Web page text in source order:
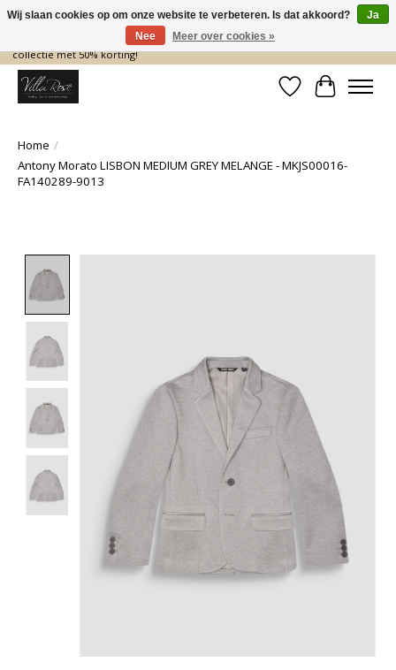
De nieuwe collectie komt eraan… en wij maken ruimte! Shop nu de zomer
collectie met 50% korting!
Verlanglijst
Home /
Antony Morato LISBON MEDIUM GREY MELANGE - MKJS00016-
FA140289-9013
Wij slaan cookies op om onze website te verbeteren. Is dat akkoord?
Ja
Nee
Meer over cookies »